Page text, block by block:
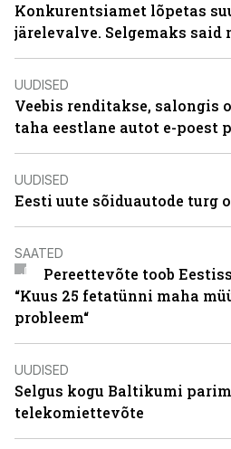
Konkurentsiamet lõpetas
järelevalve. Selgemaks
UUDISED
Veebis renditakse, salongis
taha eestlane autot e-poest
UUDISED
Eesti uute sõiduautode turg
SAATED
Pereettevõte toob
“Kuus 25 fetatünni maha
probleem“
UUDISED
Selgus kogu Baltikumi
telekomiettevõte